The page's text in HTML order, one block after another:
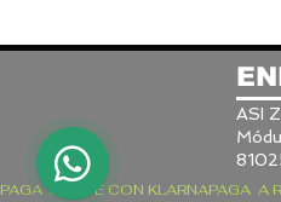
ASI